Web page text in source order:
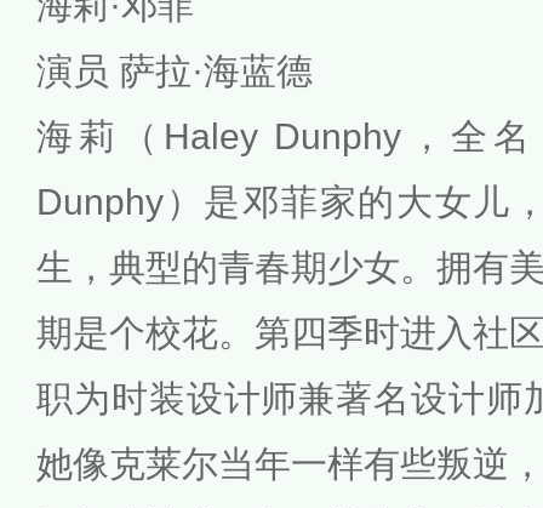
演员 萨拉·海蓝德
海莉（Haley Dunphy，全名
Dunphy）是邓菲家的大女儿
生，典型的青春期少女。拥有
期是个校花。第四季时进入社
职为时装设计师兼著名设计师
她像克莱尔当年一样有些叛逆